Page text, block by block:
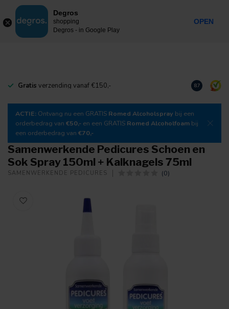
MENU
Gratis verzending vanaf €150,- Laden Sie
8.7
ACTIE: Ontvang nu een GRATIS Romed Alcoholspray bij een
orderbedrag van €50,- en een GRATIS Romed Alcoholfoam bij
een orderbedrag van €70,-
Samenwerkende Pedicures Schoen en
Sok Spray 150ml + Kalknagels 75ml
SAMENWERKENDE PEDICURES (0)
Degros
shopping
Degros - in Google Play
OPEN